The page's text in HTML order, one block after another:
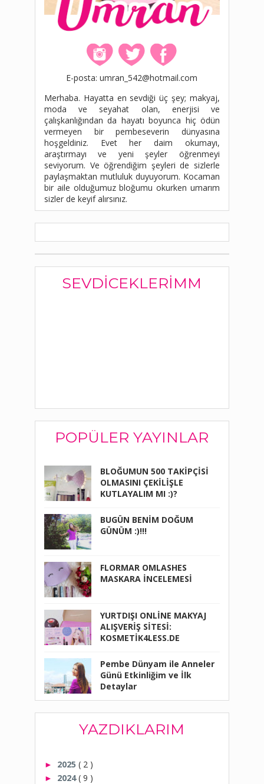
E-posta: umran_542@hotmail.com
Merhaba. Hayatta en sevdiği üç şey; makyaj,
moda ve seyahat olan, enerjisi ve
çalışkanlığından da hayatı boyunca hiç ödün
vermeyen bir pembeseverin dünyasına
hoşgeldiniz. Evet her daim okumayı,
araştırmayı ve yeni şeyler öğrenmeyi
seviyorum. Ve öğrendiğim şeyleri de sizlerle
paylaşmaktan mutluluk duyuyorum. Kocaman
bir aile olduğumuz bloğumu okurken umarım
sizler de keyif alırsınız.
SEVDICEKLERIMM
POPÜLER YAYINLAR
BLOĞUMUN 500 TAKİPÇİSİ
OLMASINI ÇEKİLİŞLE
KUTLAYALIM MI :)?
BUGÜN BENİM DOĞUM
GÜNÜM :)!!!
FLORMAR OMLASHES
MASKARA İNCELEMESİ
YURTDIŞI ONLİNE MAKYAJ
ALIŞVERİŞ SİTESİ:
KOSMETİK4LESS.DE
Pembe Dünyam ile Anneler
Günü Etkinliğim ve İlk
Detaylar
YAZDIKLARIM
► 2025 ( 2 )
► 2024( 9 )